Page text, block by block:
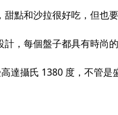
甜點和沙拉很好吃，但也
，每個盤子都具有時尚
達攝氏 1380 度，不管